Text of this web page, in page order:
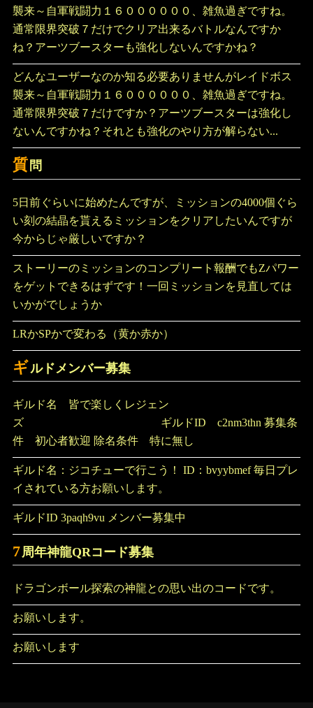
襲来～自軍戦闘力１６００００００、雑魚過ぎですね。
通常限界突破７だけでクリア出来るバトルなんですか
ね？アーツブースターも強化しないんですかね？
どんなユーザーなのか知る必要ありませんがレイドボス
襲来～自軍戦闘力１６００００００、雑魚過ぎですね。
通常限界突破７だけですか？アーツブースターは強化し
ないんですかね？それとも強化のやり方が解らない...
質 問
5日前ぐらいに始めたんですが、ミッションの4000個ぐら
い刻の結晶を貰えるミッションをクリアしたいんですが
今からじゃ厳しいですか？
ストーリーのミッションのコンプリート報酬でもZパワー
をゲットできるはずです！一回ミッションを見直しては
いかがでしょうか
LRかSPかで変わる（黄か赤か）
ギルドメンバー募集
ギルド名 皆で楽しくレジェン
ズ ギルドID c2nm3thn 募集条
件 初心者歓迎 除名条件 特に無し
ギルド名：ジコチューで行こう！ ID：bvyybmef 毎日プレ
イされている方お願いします。
ギルドID 3paqh9vu メンバー募集中
7周年神龍QRコード募集
ドラゴンボール探索の神龍との思い出のコードです。
お願いします。
お願いします